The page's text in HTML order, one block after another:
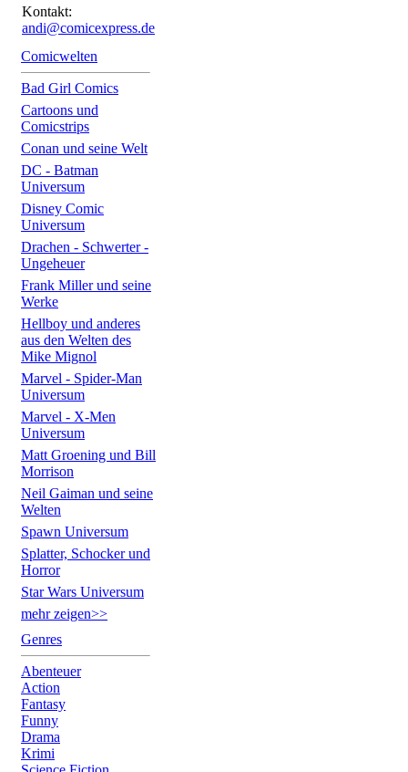
Kontakt:
andi@comicexpress.de
Comicwelten
Bad Girl Comics
Cartoons und
Comicstrips
Conan und seine Welt
DC - Batman
Universum
Disney Comic
Universum
Drachen - Schwerter -
Ungeheuer
Frank Miller und seine
Werke
Hellboy und anderes
aus den Welten des
Mike Mignol
Marvel - Spider-Man
Universum
Marvel - X-Men
Universum
Matt Groening und Bill
Morrison
Neil Gaiman und seine
Welten
Spawn Universum
Splatter, Schocker und
Horror
Star Wars Universum
mehr zeigen>>
Genres
Abenteuer
Action
Fantasy
Funny
Drama
Krimi